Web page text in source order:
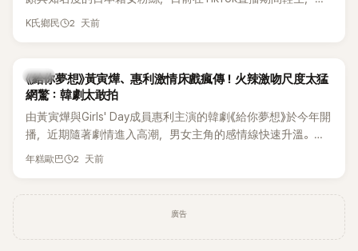
終不幸身亡，消息曝光後震驚韓網，也讓不少粉絲湧入社群平
K氏鄉民 2 天前
韓劇
《給你夢想》黃寅燁、惠利激情床戲瘋傳！火辣激吻尺度太猛
網驚：韓劇太敢拍
由黃寅燁與Girls' Day成員惠利主演的韓劇《給你夢想》於今年開
播，近期隨著劇情進入高潮，男女主角的感情線快速升溫。最
新播出的第8集不僅上演火辣吻戲，更接連出現床戲橋段，讓
年糕歐巴 2 天前
廣告